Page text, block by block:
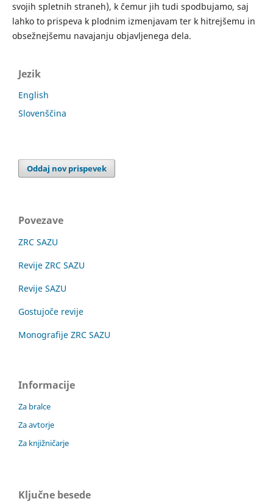
svojih spletnih straneh), k čemur jih tudi spodbujamo, saj
lahko to prispeva k plodnim izmenjavam ter k hitrejšemu in
obsežnejšemu navajanju objavljenega dela.
Jezik
English
Slovenščina
Oddaj nov prispevek
Povezave
ZRC SAZU
Revije ZRC SAZU
Revije SAZU
Gostujoče revije
Monografije ZRC SAZU
Informacije
Za bralce
Za avtorje
Za knjižničarje
Ključne besede